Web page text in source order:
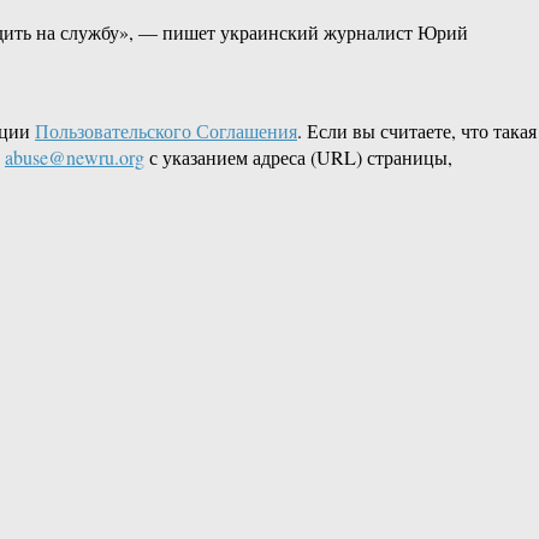
на службу», — пишет украинский журналист Юрий
Пользовательского Соглашения. Если вы считаете, что такая
abuse@newru.orgс указанием адреса (URL) страницы,